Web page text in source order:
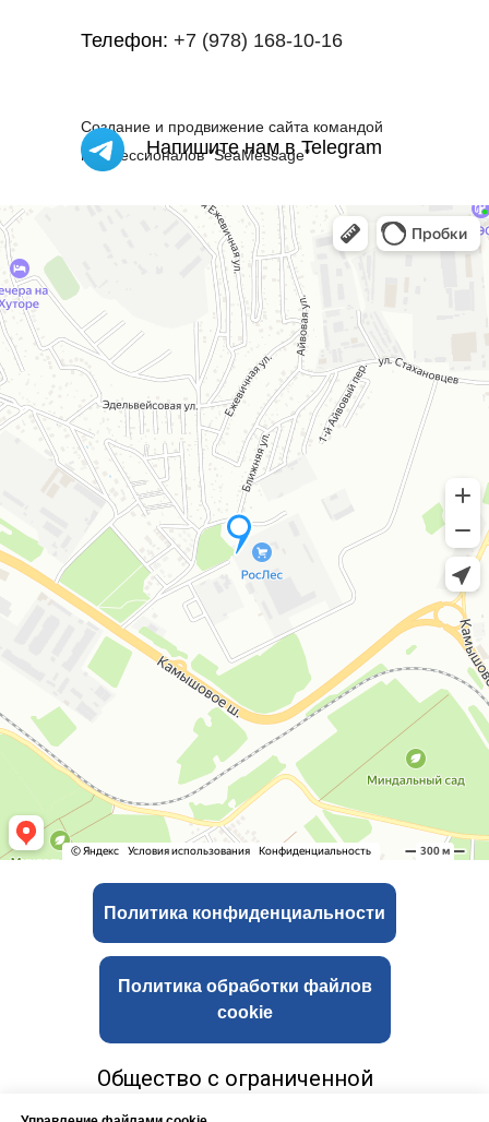
Телефон: +7 (978) 168-10-16
Создание и продвижение сайта командой
профессионалов "SeaMessage"
Напишите нам в Telegram
Политика конфиденциальности
Политика обработки файлов
cookie
Общество с ограниченной
ответственностью «СГ